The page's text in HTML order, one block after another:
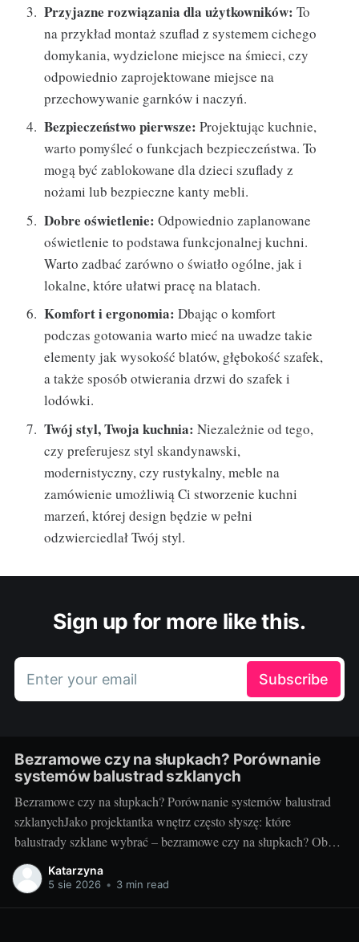
Przyjazne rozwiązania dla użytkowników: To
na przykład montaż szuflad z systemem cichego
domykania, wydzielone miejsce na śmieci, czy
odpowiednio zaprojektowane miejsce na
przechowywanie garnków i naczyń.
Bezpieczeństwo pierwsze: Projektując kuchnie,
warto pomyśleć o funkcjach bezpieczeństwa. To
mogą być zablokowane dla dzieci szuflady z
nożami lub bezpieczne kanty mebli.
Dobre oświetlenie: Odpowiednio zaplanowane
oświetlenie to podstawa funkcjonalnej kuchni.
Warto zadbać zarówno o światło ogólne, jak i
lokalne, które ułatwi pracę na blatach.
Komfort i ergonomia: Dbając o komfort
podczas gotowania warto mieć na uwadze takie
elementy jak wysokość blatów, głębokość szafek,
a także sposób otwierania drzwi do szafek i
lodówki.
Twój styl, Twoja kuchnia: Niezależnie od tego,
czy preferujesz styl skandynawski,
modernistyczny, czy rustykalny, meble na
zamówienie umożliwią Ci stworzenie kuchni
marzeń, której design będzie w pełni
odzwierciedlał Twój styl.
Sign up for more like this.
Enter your email Subscribe
Bezramowe czy na słupkach? Porównanie
systemów balustrad szklanych
Bezramowe czy na słupkach? Porównanie systemów balustrad
szklanychJako projektantka wnętrz często słyszę: które
balustrady szklane wybrać – bezramowe czy na słupkach? Oba
systemy potrafią wyglądać zjawiskowo i podnieść wartość
nieruchomości, ale różnią się konstrukcją, montażem i
Katarzyna
5 sie 2026 • 3 min read